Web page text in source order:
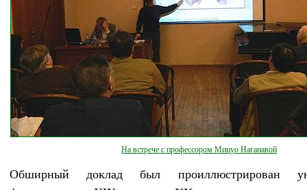
На встрече с профессором Мицуо Наганавой
Обширный доклад был проиллюстрирован